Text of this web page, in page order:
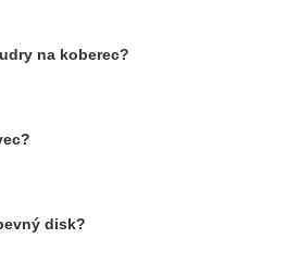
na koberec?
disk?